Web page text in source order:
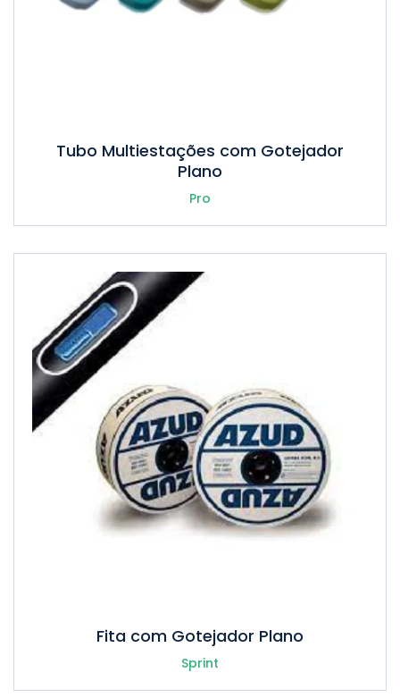
Tubo Multiestações com Gotejador
Plano
Pro
Fita com Gotejador Plano
Sprint